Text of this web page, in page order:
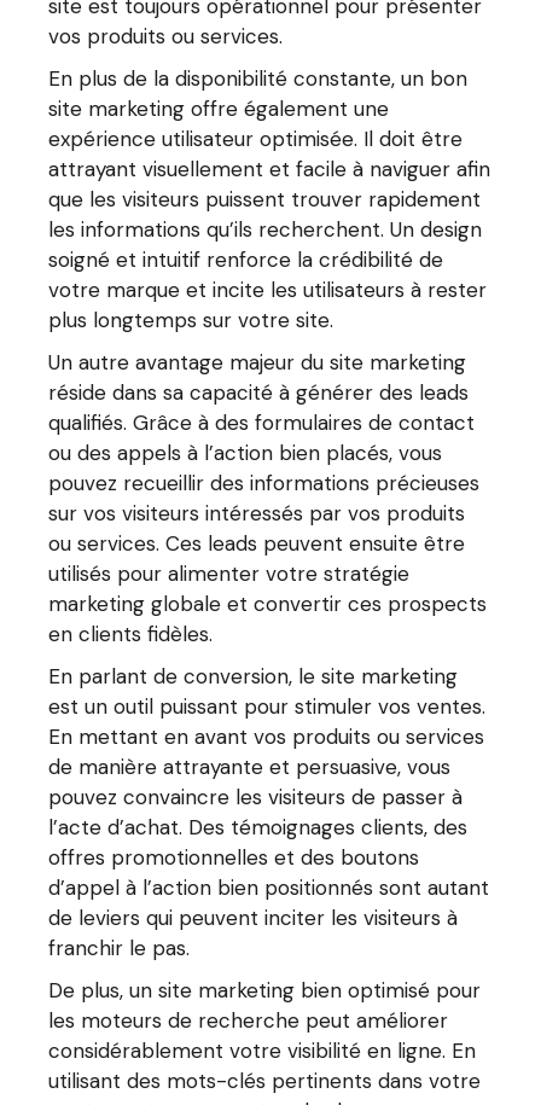
site est toujours opérationnel pour présenter
vos produits ou services.
En plus de la disponibilité constante, un bon
site marketing offre également une
expérience utilisateur optimisée. Il doit être
attrayant visuellement et facile à naviguer afin
que les visiteurs puissent trouver rapidement
les informations qu’ils recherchent. Un design
soigné et intuitif renforce la crédibilité de
votre marque et incite les utilisateurs à rester
plus longtemps sur votre site.
Un autre avantage majeur du site marketing
réside dans sa capacité à générer des leads
qualifiés. Grâce à des formulaires de contact
ou des appels à l’action bien placés, vous
pouvez recueillir des informations précieuses
sur vos visiteurs intéressés par vos produits
ou services. Ces leads peuvent ensuite être
utilisés pour alimenter votre stratégie
marketing globale et convertir ces prospects
en clients fidèles.
En parlant de conversion, le site marketing
est un outil puissant pour stimuler vos ventes.
En mettant en avant vos produits ou services
de manière attrayante et persuasive, vous
pouvez convaincre les visiteurs de passer à
l’acte d’achat. Des témoignages clients, des
offres promotionnelles et des boutons
d’appel à l’action bien positionnés sont autant
de leviers qui peuvent inciter les visiteurs à
franchir le pas.
De plus, un site marketing bien optimisé pour
les moteurs de recherche peut améliorer
considérablement votre visibilité en ligne. En
utilisant des mots-clés pertinents dans votre